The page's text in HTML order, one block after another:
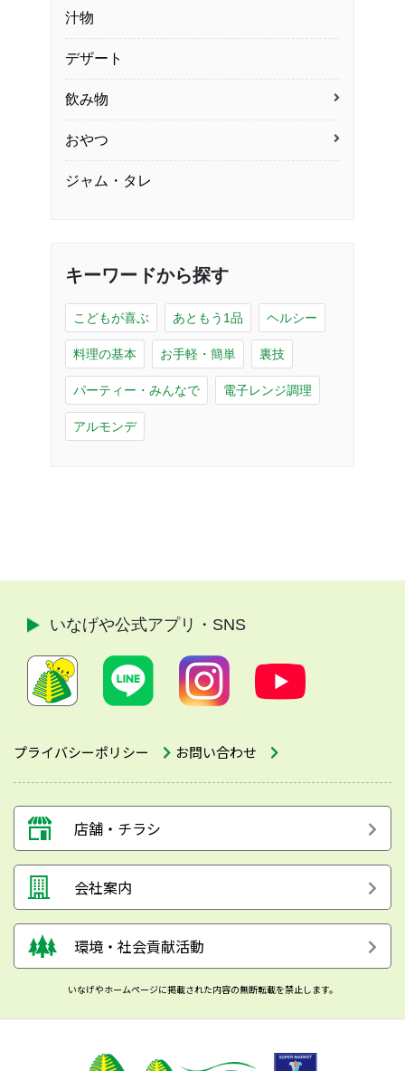
汁物
デザート
飲み物
おやつ
ジャム・タレ
キーワードから探す
こどもが喜ぶ あともう1品 ヘルシー
料理の基本 お手軽・簡単 裏技
パーティー・みんなで 電子レンジ調理
アルモンデ
プライバシーポリシー お問い合わせ
いなげや公式アプリ・SNS
店舗・チラシ
会社案内
環境・社会貢献活動
いなげやホームページに掲載された内容の無断転載を禁止します。